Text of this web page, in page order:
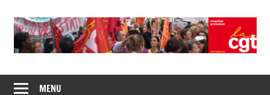
content
CGT
de
syndicats
MENU